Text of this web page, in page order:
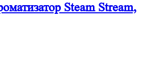
Steam Stream,